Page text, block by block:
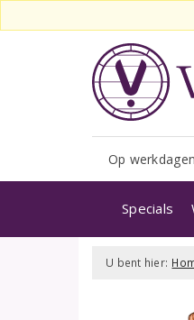
Op
Specials
U bent hier: